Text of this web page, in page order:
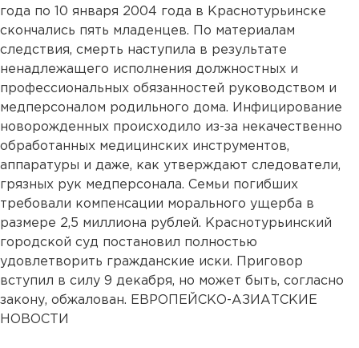
года по 10 января 2004 года в Краснотурьинске
скончались пять младенцев. По материалам
следствия, смерть наступила в результате
ненадлежащего исполнения должностных и
профессиональных обязанностей руководством и
медперсоналом родильного дома. Инфицирование
новорожденных происходило из-за некачественно
обработанных медицинских инструментов,
аппаратуры и даже, как утверждают следователи,
грязных рук медперсонала. Семьи погибших
требовали компенсации морального ущерба в
размере 2,5 миллиона рублей. Краснотурьинский
городской суд постановил полностью
удовлетворить гражданские иски. Приговор
вступил в силу 9 декабря, но может быть, согласно
закону, обжалован. ЕВРОПЕЙСКО-АЗИАТСКИЕ
НОВОСТИ